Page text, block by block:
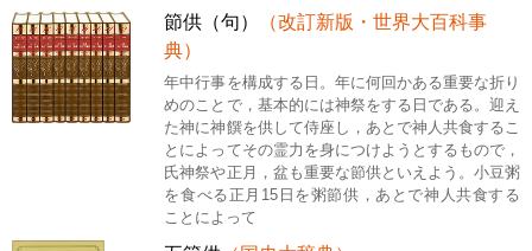
節供（句）
（改訂新版・世界大百科事
典）
年中行事を構成する日。年に何回かある重要な折り
めのことで，基本的には神祭をする日である。迎え
た神に神饌を供して侍座し，あとで神人共食するこ
とによってその霊力を身につけようとするもので，
氏神祭や正月，盆も重要な節供といえよう。小豆粥
を食べる正月15日を粥節供，あとで神人共食する
ことによって